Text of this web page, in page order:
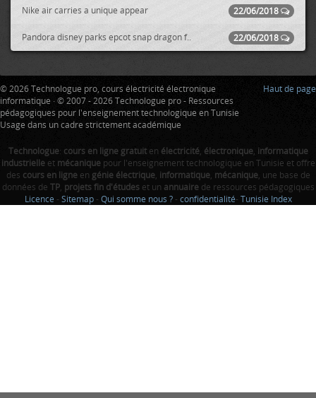
22/06/2018
Nike air carries a unique appear
22/06/2018
Pandora disney parks epcot snap dragon f..
Haut de page
© 2026 Technologue pro, cours électricité électronique
informatique · © 2007 - 2026 Technologue pro - Ressources
pédagogiques pour l'enseignement technologique en Tunisie
Usage dans un cadre strictement académique
Technologue: cours en ligne gratuiten électricité, électronique, informatique
industrielleet mécaniquepour l'enseignement technologique en Tunisie et offre
des cours en ligneen génie électrique, informatique, mécanique, une base de
données de TP, projets fin d'étudeset un annuairede ressources pédagogiques
Licence - Sitemap - Qui somme nous ? - confidentialité- Tunisie Index